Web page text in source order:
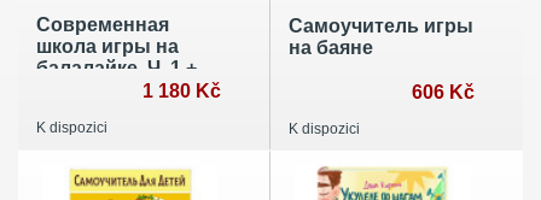
Современная
школа игры на
балалайке. Ч. 1 +
1 180 Kč
K dispozici
Самоучитель игры
на баяне
606 Kč
K dispozici